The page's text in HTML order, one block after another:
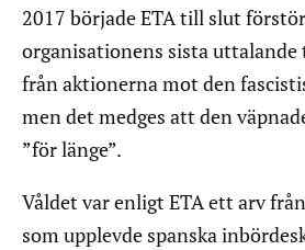
2017 började ETA till slut
organisationens sista uttalande
från aktionerna mot den
men det medges att den
”för länge”.
Våldet var enligt ETA ett arv
som upplevde spanska